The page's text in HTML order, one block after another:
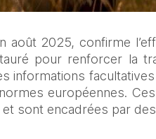
août 2025, confirme
pour renforcer la
informations
européennes.
et sont encadrées par